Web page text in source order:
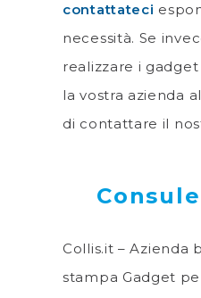
contattateci
necessità. Se
realizzare i
la vostra azienda
di contattare il
Collis.it – Azienda
stampa Gadget